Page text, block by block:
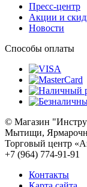
Пресс-центр
Акции и
Новости
Способы оплаты
© Магазин
Мытищи,
Торговый центр
+7 (964) 774-91-91
Контакты